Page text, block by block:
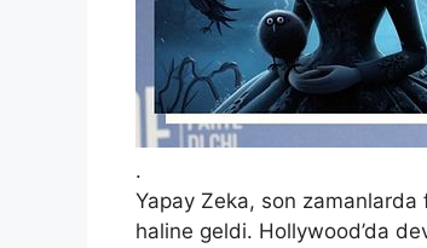
.
Yapay Zeka, son zamanlarda
haline geldi. Hollywood’da